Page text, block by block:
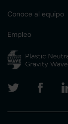
Conoce al equipo
Empleo